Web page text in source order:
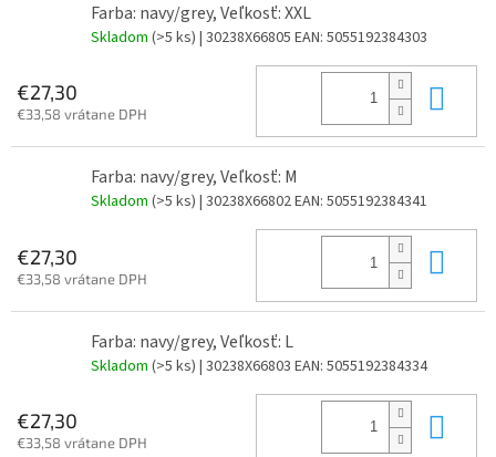
Farba: navy/grey, Veľkosť: XXL
Skladom (>5 ks) | 30238X66805 EAN: 5055192384303
€27,30
€33,58 vrátane DPH
Farba: navy/grey, Veľkosť: M
Skladom (>5 ks) | 30238X66802EAN: 5055192384341
€27,30
€33,58 vrátane DPH
Farba: navy/grey, Veľkosť: L
Skladom (>5 ks) | 30238X66803 EAN: 5055192384334
€27,30
€33,58 vrátane DPH